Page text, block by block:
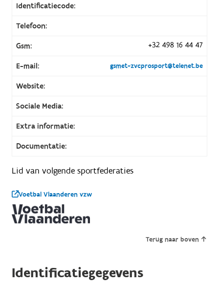
Identificatiecode:
Telefoon:
Gsm: +32 498 16 44 47
E-mail: gsmet-zvcprosport@telenet.be
Website:
Sociale Media:
Extra informatie:
Documentatie:
Lid van volgende sportfederaties
Voetbal Vlaanderen vzw
Terug naar boven
Identificatiegegevens